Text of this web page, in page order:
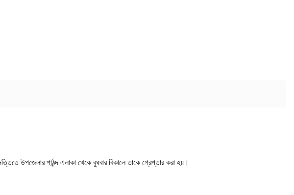
উপজেলার পাঠন্দ এলাকা থেকে বুধবার বিকালে তাকে গ্রেপ্তার করা হয়।